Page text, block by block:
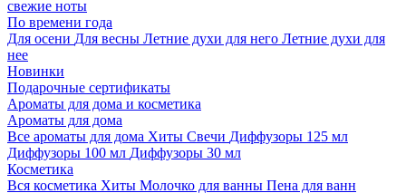
свежие ноты
По времени года
Для осени Для весны Летние духи для него Летние духи для
нее
Новинки
Подарочные сертификаты
Ароматы для дома и косметика
Ароматы для дома
Все ароматы для дома Хиты Свечи Диффузоры 125 мл
Диффузоры 100 мл Диффузоры 30 мл
Косметика
Вся косметика Хиты Молочко для ванны Пена для ванн